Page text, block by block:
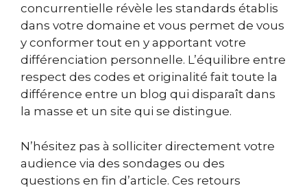
concurrentielle révèle les standards établis
dans votre domaine et vous permet de vous
y conformer tout en y apportant votre
différenciation personnelle. L’équilibre entre
respect des codes et originalité fait toute la
différence entre un blog qui disparaît dans
la masse et un site qui se distingue.
N’hésitez pas à solliciter directement votre
audience via des sondages ou des
questions en fin d’article. Ces retours